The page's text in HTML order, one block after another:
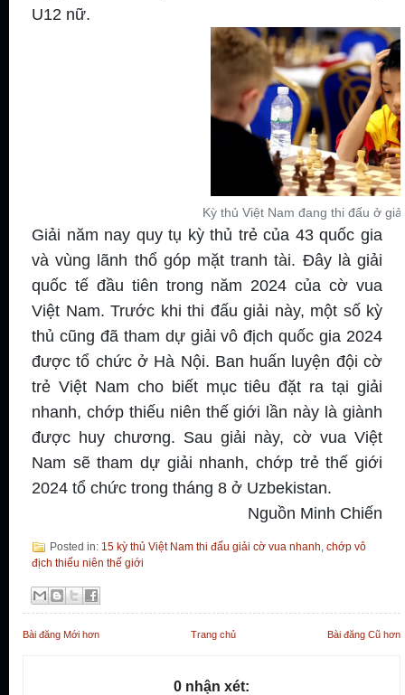
U12 nữ.
Kỳ thủ Việt Nam đang thi đấu ở
Giải năm nay quy tụ kỳ thủ trẻ của 43 quốc gia
và vùng lãnh thổ góp mặt tranh tài. Đây là giải
quốc tế đầu tiên trong năm 2024 của cờ vua
Việt Nam. Trước khi thi đấu giải này, một số kỳ
thủ cũng đã tham dự giải vô địch quốc gia 2024
được tổ chức ở Hà Nội. Ban huấn luyện đội cờ
trẻ Việt Nam cho biết mục tiêu đặt ra tại giải
nhanh, chớp thiếu niên thế giới lần này là giành
được huy chương. Sau giải này, cờ vua Việt
Nam sẽ tham dự giải nhanh, chớp trẻ thế giới
2024 tổ chức trong tháng 8 ở Uzbekistan.
Nguồn Minh Chiến
Posted in: 15 kỳ thủ Việt Nam thi đấu giải cờ vua nhanh chớp vô
địch thiếu niên thế giới
Bài đăng Mới hơn Bài đăng Cũ hơn
Trang chủ
0 nhận xét: